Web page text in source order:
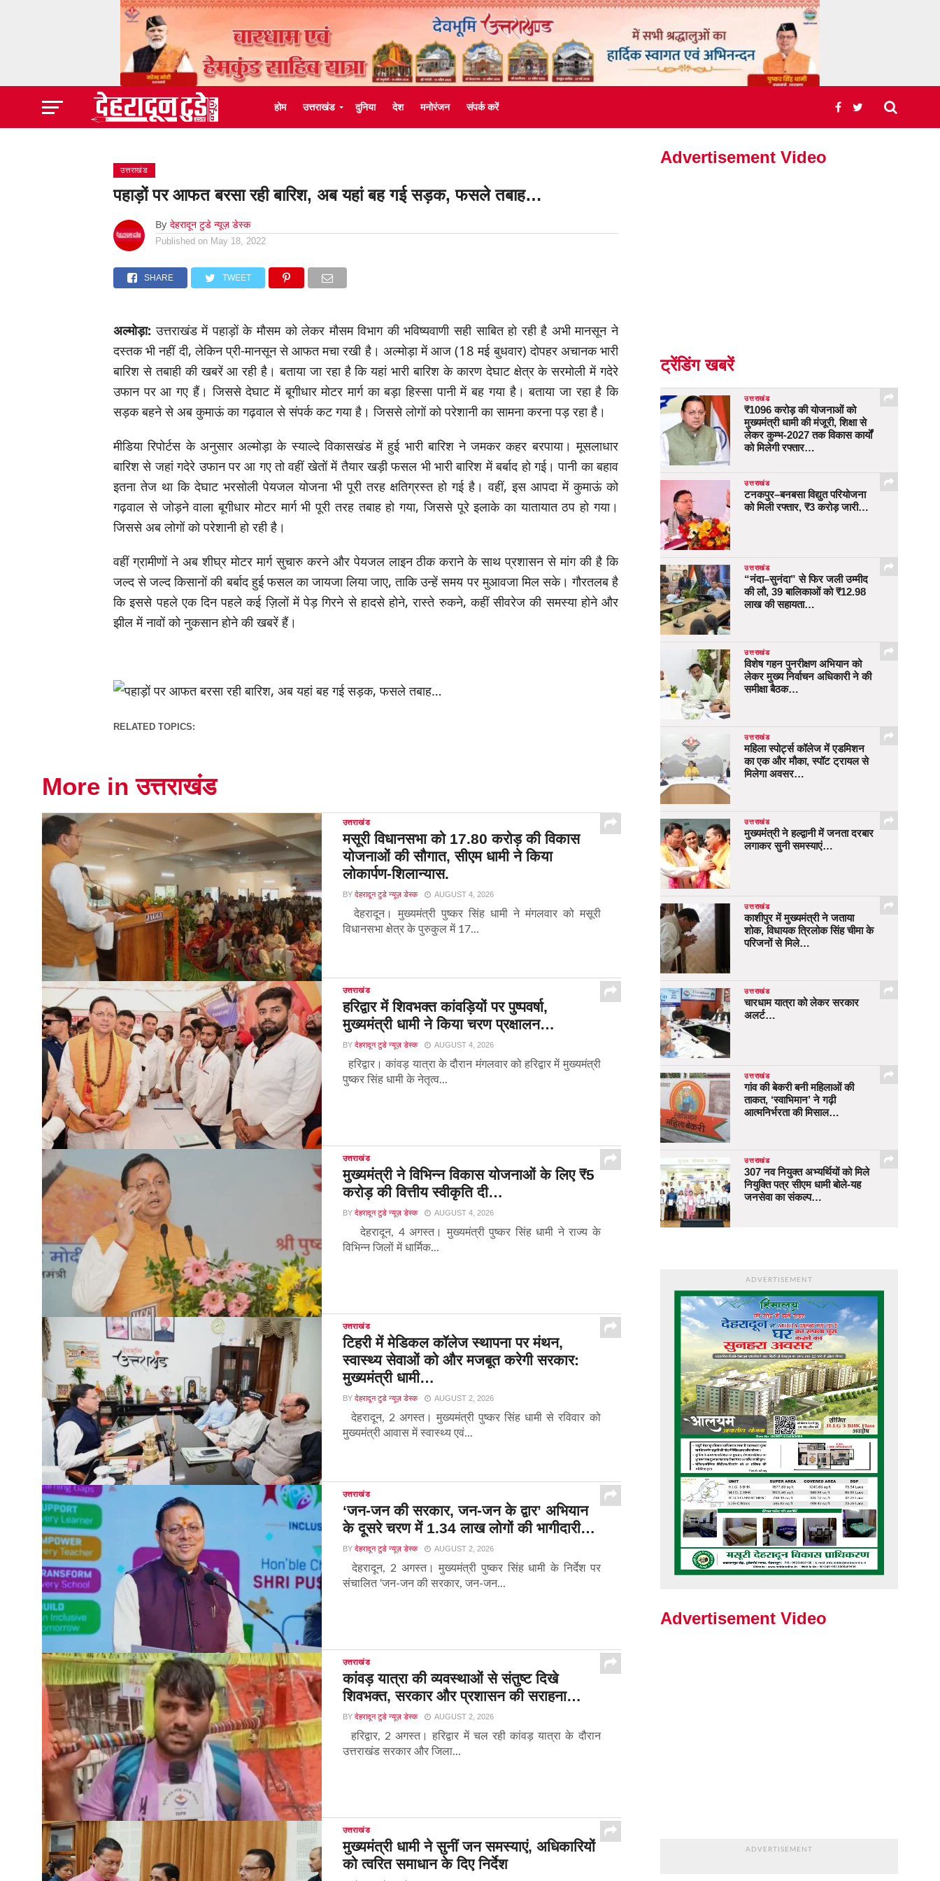
होम उत्तराखंड दुनिया देश मनोरंजन संपर्क करें
उत्तराखंड
पहाड़ों पर आफत बरसा रही बारिश, अब यहां बह गई सड़क, फसले तबाह…
By देहरादून टुडे न्यूज़ डेस्क
Published on May 18, 2022
SHARE TWEET
अल्मोड़ा:उत्तराखंड में पहाड़ों के मौसम को लेकर मौसम विभाग की भविष्यवाणी सही साबित हो रही है अभी मानसून ने
दस्तक भी नहीं दी, लेकिन प्री-मानसून से आफत मचा रखी है। अल्मोड़ा में आज (18 मई बुधवार) दोपहर अचानक भारी
बारिश से तबाही की खबरें आ रही है। बताया जा रहा है कि यहां भारी बारिश के कारण देघाट क्षेत्र के सरमोली में गदेरे
उफान पर आ गए हैं। जिससे देघाट में बूगीधार मोटर मार्ग का बड़ा हिस्सा पानी में बह गया है। बताया जा रहा है कि
सड़क बहने से अब कुमाऊं का गढ़वाल से संपर्क कट गया है। जिससे लोगों को परेशानी का सामना करना पड़ रहा है।
मीडिया रिपोर्टस के अनुसार अल्मोड़ा के स्याल्दे विकासखंड में हुई भारी बारिश ने जमकर कहर बरपाया। मूसलाधार
बारिश से जहां गदेरे उफान पर आ गए तो वहीं खेतों में तैयार खड़ी फसल भी भारी बारिश में बर्बाद हो गई। पानी का बहाव
इतना तेज था कि देघाट भरसोली पेयजल योजना भी पूरी तरह क्षतिग्रस्त हो गई है। वहीं, इस आपदा में कुमाऊं को
गढ़वाल से जोड़ने वाला बूगीधार मोटर मार्ग भी पूरी तरह तबाह हो गया, जिससे पूरे इलाके का यातायात ठप हो गया।
जिससे अब लोगों को परेशानी हो रही है।
वहीं ग्रामीणों ने अब शीघ्र मोटर मार्ग सुचारु करने और पेयजल लाइन ठीक कराने के साथ प्रशासन से मांग की है कि
जल्द से जल्द किसानों की बर्बाद हुई फसल का जायजा लिया जाए, ताकि उन्हें समय पर मुआवजा मिल सके। गौरतलब है
कि इससे पहले एक दिन पहले कई ज़िलों में पेड़ गिरने से हादसे होने, रास्ते रुकने, कहीं सीवरेज की समस्या होने और
झील में नावों को नुकसान होने की खबरें हैं।
RELATED TOPICS:
More in उत्तराखंड
उत्तराखंड
मसूरी विधानसभा को 17.80 करोड़ की विकास
योजनाओं की सौगात, सीएम धामी ने किया
लोकार्पण-शिलान्यास.
BY देहरादून टुडे न्यूज़ डेस्क AUGUST 4, 2026
देहरादून। मुख्यमंत्री पुष्कर सिंह धामी ने मंगलवार को मसूरी
विधानसभा क्षेत्र के पुरुकुल में 17...
उत्तराखंड
हरिद्वार में शिवभक्त कांवड़ियों पर पुष्पवर्षा,
मुख्यमंत्री धामी ने किया चरण प्रक्षालन…
BY देहरादून टुडे न्यूज़ डेस्क AUGUST 4, 2026
हरिद्वार। कांवड़ यात्रा के दौरान मंगलवार को हरिद्वार में मुख्यमंत्री
पुष्कर सिंह धामी के नेतृत्व...
उत्तराखंड
मुख्यमंत्री ने विभिन्न विकास योजनाओं के लिए ₹5
करोड़ की वित्तीय स्वीकृति दी…
BY देहरादून टुडे न्यूज़ डेस्क AUGUST 4, 2026
देहरादून, 4 अगस्त। मुख्यमंत्री पुष्कर सिंह धामी ने राज्य के
विभिन्न जिलों में धार्मिक...
उत्तराखंड
टिहरी में मेडिकल कॉलेज स्थापना पर मंथन,
स्वास्थ्य सेवाओं को और मजबूत करेगी सरकार:
मुख्यमंत्री धामी…
BY देहरादून टुडे न्यूज़ डेस्क AUGUST 2, 2026
देहरादून, 2 अगस्त। मुख्यमंत्री पुष्कर सिंह धामी से रविवार को
मुख्यमंत्री आवास में स्वास्थ्य एवं...
उत्तराखंड
‘जन-जन की सरकार, जन-जन के द्वार’ अभियान
के दूसरे चरण में 1.34 लाख लोगों की भागीदारी…
BY देहरादून टुडे न्यूज़ डेस्क AUGUST 2, 2026
देहरादून, 2 अगस्त। मुख्यमंत्री पुष्कर सिंह धामी के निर्देश पर
संचालित ‘जन-जन की सरकार, जन-जन...
उत्तराखंड
कांवड़ यात्रा की व्यवस्थाओं से संतुष्ट दिखे
शिवभक्त, सरकार और प्रशासन की सराहना…
BY देहरादून टुडे न्यूज़ डेस्क AUGUST 2, 2026
हरिद्वार, 2 अगस्त। हरिद्वार में चल रही कांवड़ यात्रा के दौरान
उत्तराखंड सरकार और जिला...
उत्तराखंड
मुख्यमंत्री धामी ने सुनीं जन समस्याएं, अधिकारियों
को त्वरित समाधान के दिए निर्देश
Advertisement Video
ट्रेंडिंग खबरें
उत्तराखंड
₹1096 करोड़ की योजनाओं को
मुख्यमंत्री धामी की मंजूरी, शिक्षा से
लेकर कुम्भ-2027 तक विकास कार्यों
को मिलेगी रफ्तार…
उत्तराखंड
टनकपुर–बनबसा विद्युत परियोजना
को मिली रफ्तार, ₹3 करोड़ जारी…
उत्तराखंड
“नंदा–सुनंदा” से फिर जली उम्मीद
की लौ, 39 बालिकाओं को ₹12.98
लाख की सहायता…
उत्तराखंड
विशेष गहन पुनरीक्षण अभियान को
लेकर मुख्य निर्वाचन अधिकारी ने की
समीक्षा बैठक…
उत्तराखंड
महिला स्पोर्ट्स कॉलेज में एडमिशन
का एक और मौका, स्पॉट ट्रायल से
मिलेगा अवसर…
उत्तराखंड
मुख्यमंत्री ने हल्द्वानी में जनता दरबार
लगाकर सुनी समस्याएं…
उत्तराखंड
काशीपुर में मुख्यमंत्री ने जताया
शोक, विधायक त्रिलोक सिंह चीमा के
परिजनों से मिले…
उत्तराखंड
चारधाम यात्रा को लेकर सरकार
अलर्ट…
उत्तराखंड
गांव की बेकरी बनी महिलाओं की
ताकत, ‘स्वाभिमान’ ने गढ़ी
आत्मनिर्भरता की मिसाल…
उत्तराखंड
307 नव नियुक्त अभ्यर्थियों को मिले
नियुक्ति पत्र सीएम धामी बोले-यह
जनसेवा का संकल्प…
ADVERTISEMENT
Advertisement Video
ADVERTISEMENT